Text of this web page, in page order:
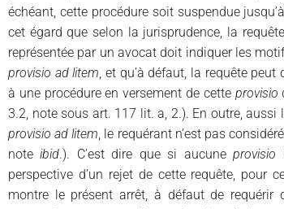
échéant, cette procédure soit suspendue
cet égard que selon la jurisprudence, la
représentée par un avocat doit indiquer les
provisio ad litem, et qu’à défaut, la requête peut
à une procédure en versement de cette provisio
3.2, note sous art. 117 lit. a, 2.). En outre,
provisio ad litem, le requérant n’est pas
noteibid.). C’est dire que si aucuneprovisio
perspective d’un rejet de cette requête, pour
montre le présent arrêt, à défaut de requérir